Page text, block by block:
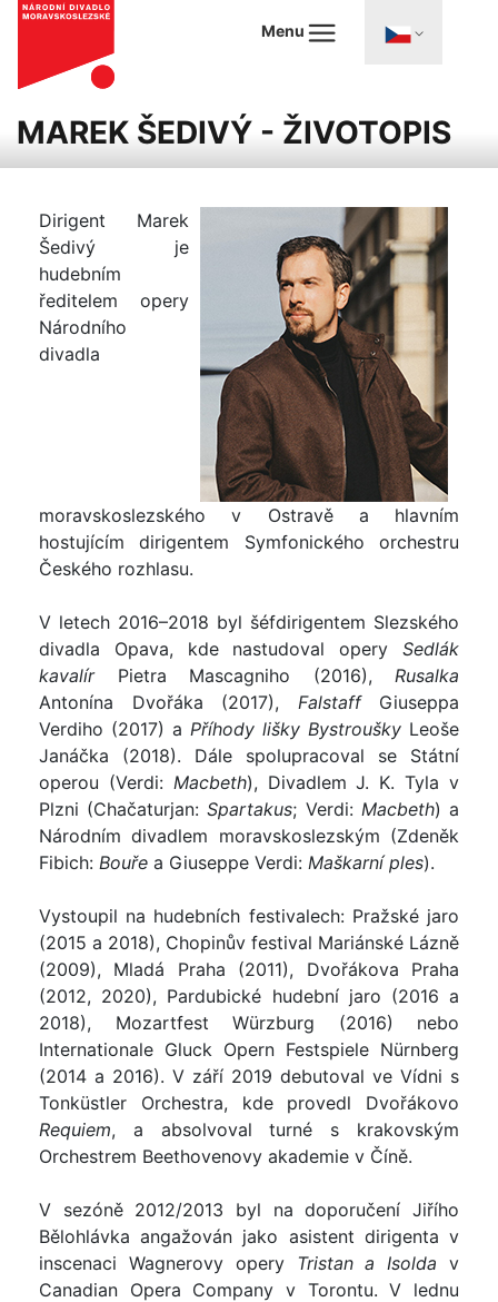
Menu
MAREK ŠEDIVÝ - ŽIVOTOPIS
Dirigent Marek
Šedivý je
hudebním
ředitelem opery
Národního
divadla
moravskoslezského v Ostravě a hlavním
hostujícím dirigentem Symfonického orchestru
Českého rozhlasu.
V letech 2016–2018 byl šéfdirigentem Slezského
divadla Opava, kde nastudoval opery Sedlák
kavalírPietra Mascagniho (2016), Rusalka
Antonína Dvořáka (2017), Falstaff Giuseppa
Verdiho (2017) a Příhody lišky Bystroušky Leoše
Janáčka (2018). Dále spolupracoval se Státní
operou (Verdi: Macbeth), Divadlem J. K. Tyla v
Plzni (Chačaturjan:Spartakus; Verdi: Macbeth) a
Národním divadlem moravskoslezským (Zdeněk
Fibich: Bouře a Giuseppe Verdi: Maškarní ples).
Vystoupil na hudebních festivalech: Pražské jaro
(2015 a 2018), Chopinův festival Mariánské Lázně
(2009), Mladá Praha (2011), Dvořákova Praha
(2012, 2020), Pardubické hudební jaro (2016 a
2018), Mozartfest Würzburg (2016) nebo
Internationale Gluck Opern Festspiele Nürnberg
(2014 a 2016). V září 2019 debutoval ve Vídni s
Tonküstler Orchestra, kde provedl Dvořákovo
Requiem, a absolvoval turné s krakovským
Orchestrem Beethovenovy akademie v Číně.
V sezóně 2012/2013 byl na doporučení Jiřího
Bělohlávka angažován jako asistent dirigenta v
inscenaci Wagnerovy opery Tristan a Isolda v
Canadian Opera Company v Torontu. V lednu